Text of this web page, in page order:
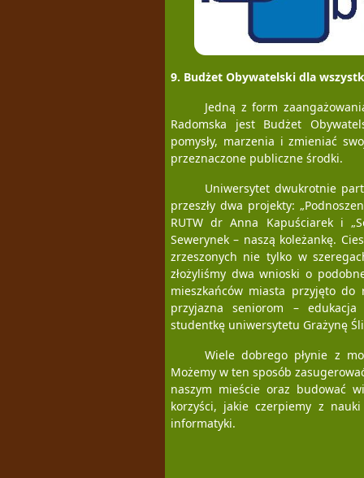
9. Budżet Obywatelski dla
Jedną z form
Radomska jest Budżet
pomysły, marzenia i zmieniać
przeznaczone publiczne środki.
Uniwersytet dwukrotnie
przeszły dwa projekty:
RUTW dr Anna Kapuściarek i
Sewerynek – naszą koleżankę.
zrzeszonych nie tylko w
złożyliśmy dwa wnioski o
mieszkańców miasta przyjęto do
przyjazna seniorom –
studentkę uniwersytetu Grażynę
Wiele dobrego płynie z
Możemy w ten sposób
naszym mieście oraz budować
korzyści, jakie czerpiemy z
informatyki.